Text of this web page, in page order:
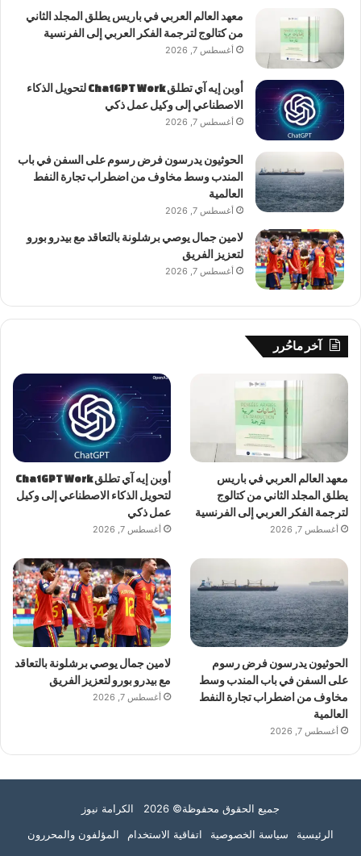
معهد العالم العربي في باريس يطلق المجلد الثاني
من كتالوج لترجمة الفكر العربي إلى الفرنسية
أغسطس 7, 2026
أوبن إيه آي تطلق ChatGPT Work لتحويل الذكاء
الاصطناعي إلى وكيل عمل ذكي
أغسطس 7, 2026
الحوثيون يدرسون فرض رسوم على السفن في باب
المندب وسط مخاوف من اضطراب تجارة النفط
العالمية
أغسطس 7, 2026
لامين جمال يوصي برشلونة بالتعاقد مع بيدرو بورو
لتعزيز الفريق
أغسطس 7, 2026
آخر ماحُرر
معهد العالم العربي في باريس
يطلق المجلد الثاني من كتالوج
لترجمة الفكر العربي إلى الفرنسية
أغسطس 7, 2026
أوبن إيه آي تطلق ChatGPT Work
لتحويل الذكاء الاصطناعي إلى وكيل
عمل ذكي
أغسطس 7, 2026
الحوثيون يدرسون فرض رسوم
على السفن في باب المندب وسط
مخاوف من اضطراب تجارة النفط
العالمية
أغسطس 7, 2026
لامين جمال يوصي برشلونة بالتعاقد
مع بيدرو بورو لتعزيز الفريق
أغسطس 7, 2026
جميع الحقوق محفوظة© 2026 الكرامة نيوز
الرئيسية
سياسة الخصوصية اتفاقية الاستخدام
المؤلفون والمحررون